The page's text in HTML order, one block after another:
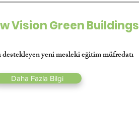
Vision Green Buildings
yeni mesleki eğitim müfredatı
Daha Fazla Bilgi